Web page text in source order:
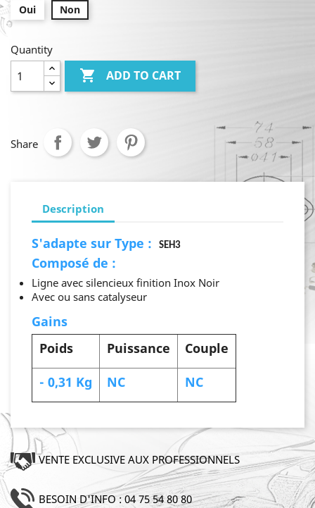
Oui Non
Quantity
 ADD TO CART
Share
Description
S'adapte sur Type : SEH3
Composé de :
Ligne avec silencieux finition Inox Noir
Avec ou sans catalyseur
Gains
Poids
Puissance
Couple
- 0,31 Kg
NC NC
VENTE EXCLUSIVE AUX PROFESSIONNELS
BESOIN D'INFO : 04 75 54 80 80